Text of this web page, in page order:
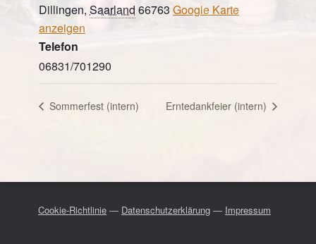
Dillingen, Saarland 66763 Google Karte
anzeigen
Telefon
06831/701290
Sommerfest (intern) Erntedankfeier (intern)
Cookie-Richtlinie — Datenschutzerklärung — Impressum